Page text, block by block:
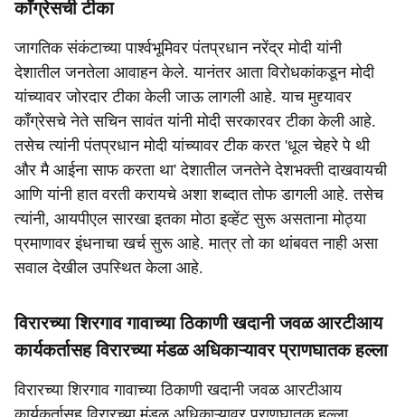
काँग्रेसची टीका
जागतिक संकंटाच्या पार्श्वभूमिवर पंतप्रधान नरेंद्र मोदी यांनी
देशातील जनतेला आवाहन केले. यानंतर आता विरोधकांकडून मोदी
यांच्यावर जोरदार टीका केली जाऊ लागली आहे. याच मुद्द्यावर
काँग्रेसचे नेते सचिन सावंत यांनी मोदी सरकारवर टीका केली आहे.
तसेच त्यांनी पंतप्रधान मोदी यांच्यावर टीक करत 'धूल चेहरे पे थी
और मै आईना साफ करता था' देशातील जनतेने देशभक्ती दाखवायची
आणि यांनी हात वरती करायचे अशा शब्दात तोफ डागली आहे. तसेच
त्यांनी, आयपीएल सारखा इतका मोठा इव्हेंट सुरू असताना मोठ्या
प्रमाणावर इंधनाचा खर्च सुरू आहे. मात्र तो का थांबवत नाही असा
सवाल देखील उपस्थित केला आहे.
विरारच्या शिरगाव गावाच्या ठिकाणी खदानी जवळ आरटीआय
कार्यकर्तासह विरारच्या मंडळ अधिकाऱ्यावर प्राणघातक हल्ला
विरारच्या शिरगाव गावाच्या ठिकाणी खदानी जवळ आरटीआय